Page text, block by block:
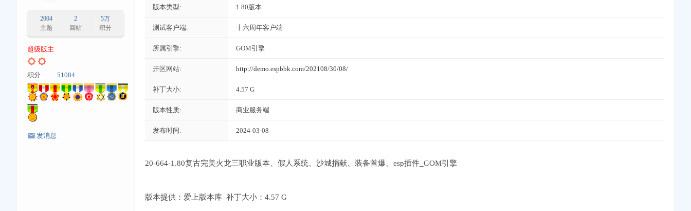
2004
主题
2
回帖
5万
积分
超级版主
积分 51084
发消息
版本类型: 1.80版本
测试客户端: 十六周年客户端
所属引擎: GOM引擎
开区网站: http://demo.espbbk.com/202108/30/08/
补丁大小: 4.57 G
版本性质: 商业服务端
发布时间: 2024-03-08
20-664-1.80复古完美火龙三职业版本、假人系统、沙城捐献、装备首爆、esp插件_GOM引擎
版本提供：爱上版本库 补丁大小：4.57 G